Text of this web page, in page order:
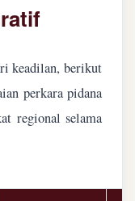
keadilan, berikut
perkara pidana
regional selama